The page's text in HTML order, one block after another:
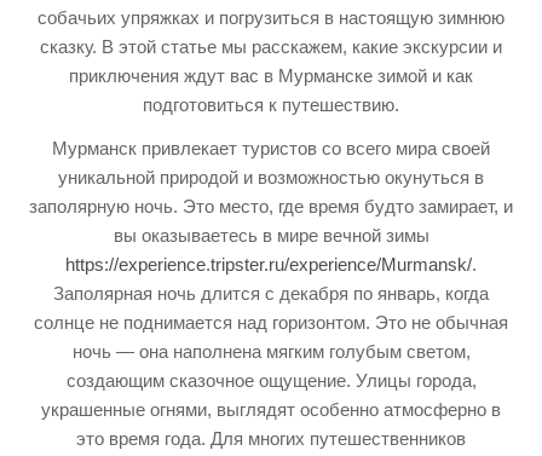
Contact Us
собачьих упряжках и погрузиться в настоящую зимнюю
сказку. В этой статье мы расскажем, какие экскурсии и
приключения ждут вас в Мурманске зимой и как
подготовиться к путешествию.
Мурманск привлекает туристов со всего мира своей
уникальной природой и возможностью окунуться в
заполярную ночь. Это место, где время будто замирает, и
вы оказываетесь в мире вечной зимы
https://experience.tripster.ru/experience/Murmansk/.
Заполярная ночь длится с декабря по январь, когда
солнце не поднимается над горизонтом. Это не обычная
ночь — она наполнена мягким голубым светом,
создающим сказочное ощущение. Улицы города,
украшенные огнями, выглядят особенно атмосферно в
это время года. Для многих путешественников